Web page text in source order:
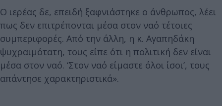
Ο ιερέας δε, επειδή ξαφνιάστηκε ο άνθρωπος, λέει
πως δεν επιτρέπονται μέσα στον ναό τέτοιες
συμπεριφορές. Από την άλλη, η κ. Αγαπηδάκη
ψυχραιμότατη, τους είπε ότι η πολιτική δεν είναι
μέσα στον ναό. ‘Στον ναό είμαστε όλοι ίσοι’, τους
απάντησε χαρακτηριστικά».